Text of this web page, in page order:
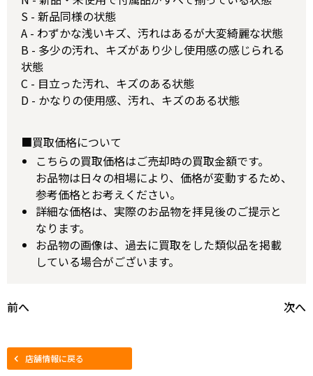
S - 新品同様の状態
A - わずかな浅いキズ、汚れはあるが大変綺麗な状態
B - 多少の汚れ、キズがあり少し使用感の感じられる
状態
C - 目立った汚れ、キズのある状態
D - かなりの使用感、汚れ、キズのある状態
■買取価格について
こちらの買取価格はご売却時の買取金額です。
お品物は日々の相場により、価格が変動するため、
参考価格とお考えください。
詳細な価格は、実際のお品物を拝見後のご提示と
なります。
お品物の画像は、過去に買取をした類似品を掲載
している場合がございます。
前へ 次へ
店舗情報に戻る